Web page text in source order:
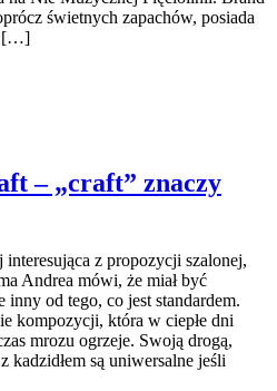
świetnych zapachów, posiada
[…]
– „craft” znaczy
z propozycji szalonej,
Andrea mówi, że miał być
od tego, co jest standardem.
kompozycji, która w ciepłe dni
mrozu ogrzeje. Swoją drogą,
kadzidłem są uniwersalne jeśli